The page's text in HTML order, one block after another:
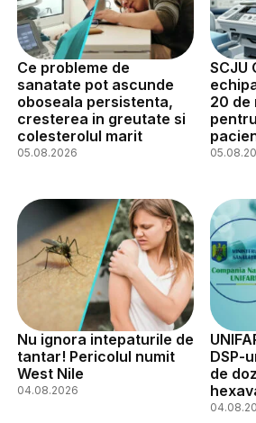
Ce probleme de
sanatate pot ascunde
oboseala persistenta,
cresterea in greutate si
colesterolul marit
05.08.2026
SCJU
20 de
Nu ignora intepaturile de
tantar! Pericolul numit
West Nile
04.08.2026
DSP-
de